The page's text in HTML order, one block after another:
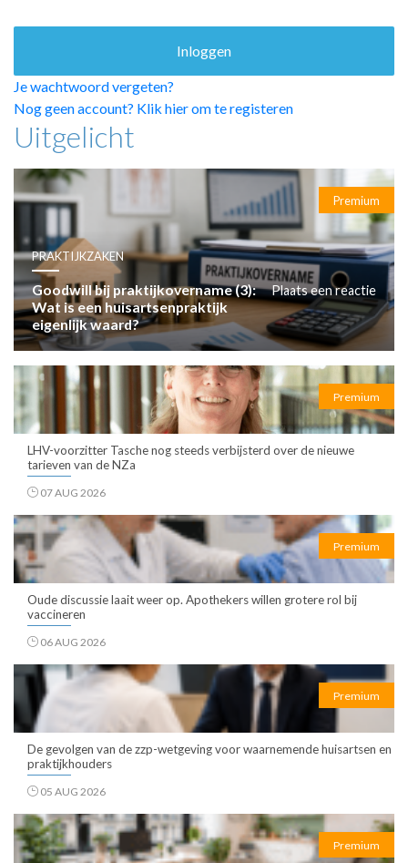
PRAKTIJKZAKEN
TARIEVEN
VPHUISARTSEN
MEDISCHE VAKHANDEL
INLOGGEN
REGISTRATIE
Je wachtwoord vergeten?
Nog geen account? Klik hier om te registeren
Uitgelicht
Premium
PRAKTIJKZAKEN
Goodwill bij praktijkovername (3):
Wat is een huisartsenpraktijk
eigenlijk waard?
Plaats een reactie
Premium
LHV-voorzitter Tasche nog steeds verbijsterd over de nieuwe
tarieven van de NZa
07 AUG 2026
Premium
Oude discussie laait weer op. Apothekers willen grotere rol bij
vaccineren
06 AUG 2026
Premium
De gevolgen van de zzp-wetgeving voor waarnemende huisartsen en
praktijkhouders
05 AUG 2026
Premium